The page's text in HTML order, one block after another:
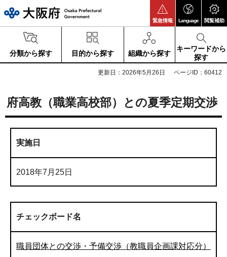
緊急情報 Language 閲覧補助
分類から探す 目的から探す 組織から探す
キーワードから
探す
更新日：2026年5月26日 ページID：60412
府高教（職業高校部）との夏季定期交渉
実施日
2018年7月25日
チェックボード名
職員団体との交渉・予備交渉（教職員企画課対応分）